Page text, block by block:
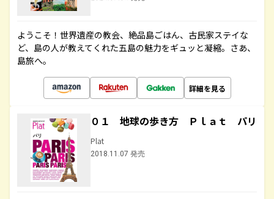
ようこそ！世界遺産の教会、絶品島ごはん、古民家ステイな
ど、島の人が教えてくれた五島の魅力をギュッと凝縮。さあ、
島旅へ。
詳細を見る
０１ 地球の歩き方 Ｐｌａｔ パリ
Plat
2018.11.07 発売